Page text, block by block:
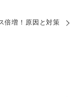
倍増！原因と対策